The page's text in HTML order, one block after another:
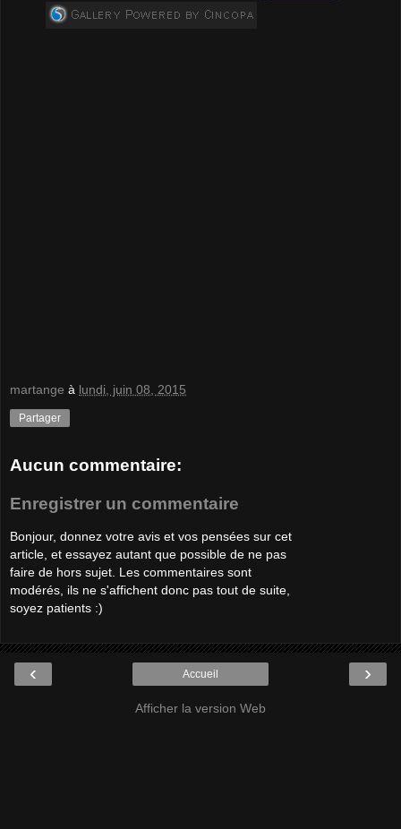
martange à lundi, juin 08, 2015
Partager
Aucun commentaire:
Enregistrer un commentaire
Bonjour, donnez votre avis et vos pensées sur cet
article, et essayez autant que possible de ne pas
faire de hors sujet. Les commentaires sont
modérés, ils ne s'affichent donc pas tout de suite,
soyez patients :)
‹ ›
Accueil
Afficher la version Web